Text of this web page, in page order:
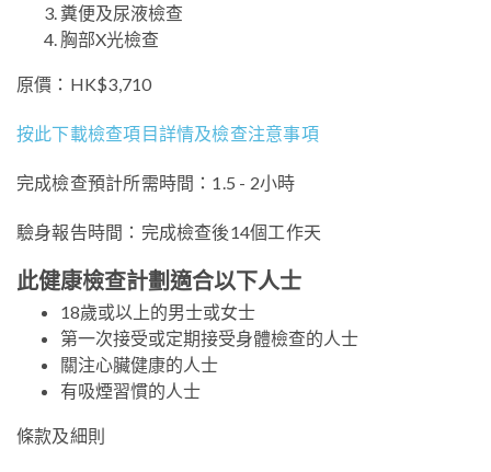
糞便及尿液檢查
胸部X光檢查
原價：HK$3,710
按此下載檢查項目詳情及檢查注意事項
完成檢查預計所需時間：1.5 - 2小時
驗身報告時間：完成檢查後14個工作天
此健康檢查計劃適合以下人士
18歲或以上的男士或女士
第一次接受或定期接受身體檢查的人士
關注心臟健康的人士
有吸煙習慣的人士
條款及細則